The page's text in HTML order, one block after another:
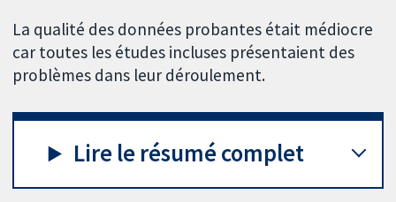
La qualité des données probantes était médiocre
car toutes les études incluses présentaient des
problèmes dans leur déroulement.
Lire le résumé complet